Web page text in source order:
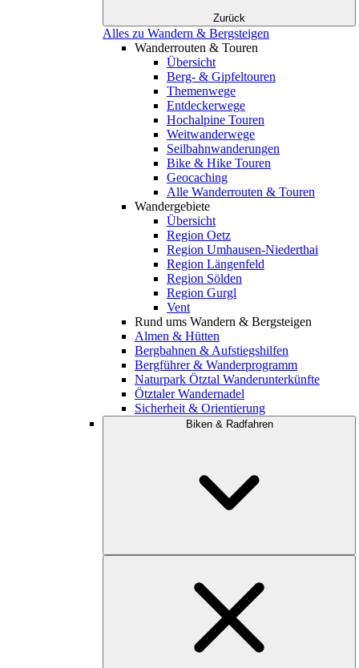
Zurück
Alles zu Wandern & Bergsteigen
Wanderrouten & Touren
Übersicht
Berg- & Gipfeltouren
Themenwege
Entdeckerwege
Hochalpine Touren
Weitwanderwege
Seilbahnwanderungen
Bike & Hike Touren
Geocaching
Alle Wanderrouten & Touren
Wandergebiete
Übersicht
Region Oetz
Region Umhausen-Niederthai
Region Längenfeld
Region Sölden
Region Gurgl
Vent
Rund ums Wandern & Bergsteigen
Almen & Hütten
Bergbahnen & Aufstiegshilfen
Bergführer & Wanderprogramm
Naturpark Ötztal Wanderunterkünfte
Ötztaler Wandernadel
Sicherheit & Orientierung
Biken & Radfahren